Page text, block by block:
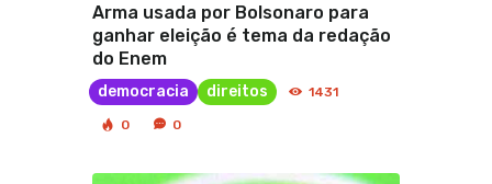
Arma usada por Bolsonaro para
ganhar eleição é tema da redação
do Enem
democracia direitos 1431
0 0